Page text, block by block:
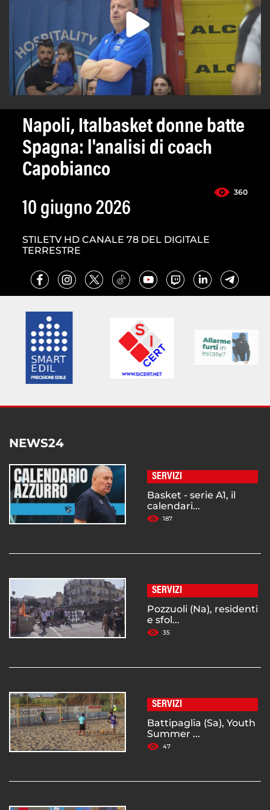
Napoli, Italbasket donne batte
Spagna: l'analisi di coach
Capobianco
360
10 giugno 2026
STILETV HD CANALE 78 DEL DIGITALE
TERRESTRE
NEWS24
SERVIZI
Basket - serie A1, il
calendari...
187
SERVIZI
Pozzuoli (Na), residenti
e sfol...
35
SERVIZI
Battipaglia (Sa), Youth
Summer ...
47